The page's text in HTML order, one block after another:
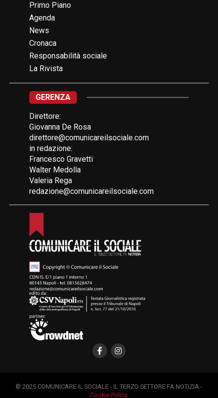
Primo Piano
Agenda
News
Cronaca
Responsabilità sociale
La Rivista
GERENZA
Direttore:
Giovanna De Rosa
direttore@comunicareilsociale.com
in redazione:
Francesco Gravetti
Walter Medolla
Valeria Rega
redazione@comunicareilsociale.com
© 2025 COMUNICARE IL SOCIALE - IL TERZO SETTORE FA NOTIZIA -
Cookie Policy